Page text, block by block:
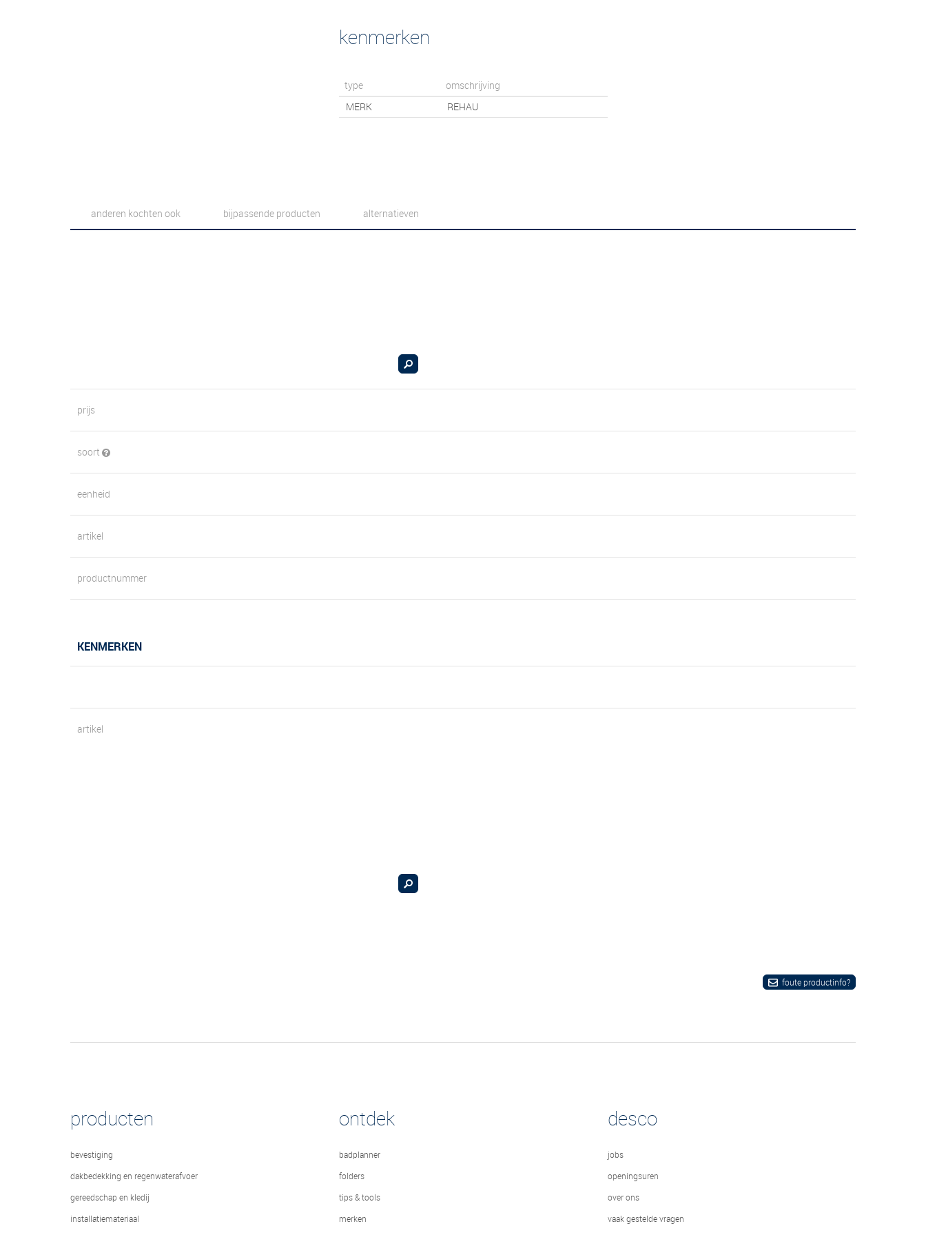
kenmerken
type
omschrijving
MERK
REHAU
anderen kochten ook bijpassende producten alternatieven
prijs
soort
eenheid
artikel
productnummer
KENMERKEN
artikel
foute productinfo?
producten
bevestiging
dakbedekking en regenwaterafvoer
gereedschap en kledij
installatiemateriaal
ontdek
badplanner
folders
tips & tools
merken
desco
jobs
openingsuren
over ons
vaak gestelde vragen